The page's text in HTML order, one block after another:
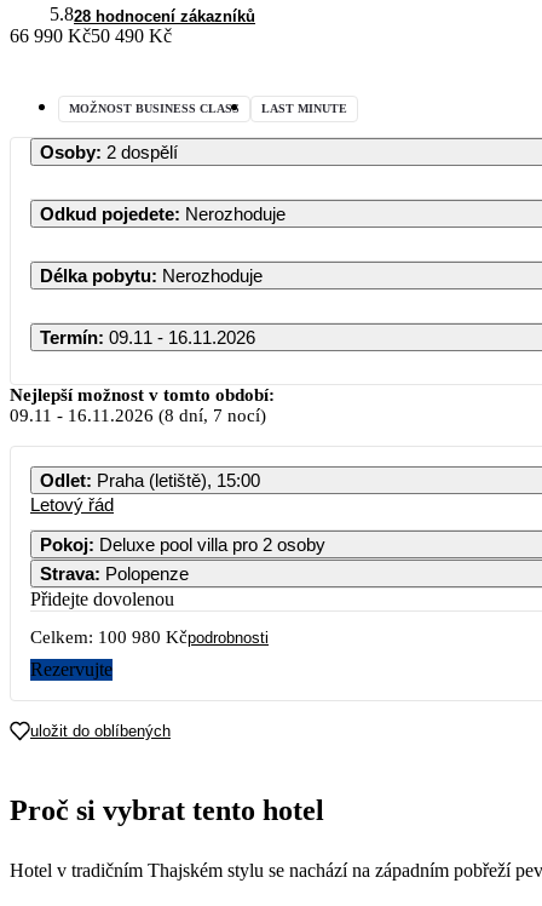
5.828 hodnocení zákazníků
66 990 Kč50 490 Kč
MOŽNOST BUSINESS CLASS LAST MINUTE
Osoby: 2 dospělí
Odkud pojedete: Nerozhoduje
Délka pobytu: Nerozhoduje
Termín: 09.11 - 16.11.2026
Nejlepší možnost v tomto období:
09.11 - 16.11.2026 (8 dní, 7 nocí)
Odlet: Praha (letiště), 15:00
Letový řád
Pokoj: Deluxe pool villa pro 2 osoby
Strava: Polopenze
Přidejte dovolenou
Celkem: 100 980 Kčpodrobnosti
Rezervujte
uložit do oblíbených
Proč si vybrat tento hotel
Hotel v tradičním Thajském stylu se nachází na západním pobřeží